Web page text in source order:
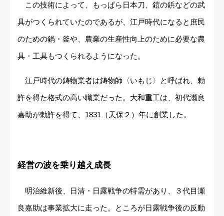
この技術によって、もっぱら日本刀、鎧の鋲などの武
具がつくられていたのであるが、江戸時代になると庶民
のための鍋・釜や、農業の生産性向上のために必要な農
具・工具もつくられるようになった。
江戸時代の鋳物業者は鋳物師〈いもじ〉と呼ばれ、勅
許を得た格式の高い職業だった。大和重工は、初代瀬良
嘉助が勅許を得て、1831（天保２）年に創業した。
経営の波を乗り越え成長
明治維新後、日清・日露戦争の特需があり、３代目瀬
良嘉助は事業拡大に走った。ところが日露戦争後の反動